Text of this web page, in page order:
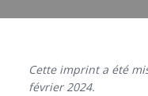
Cette imprint a été
février 2024.